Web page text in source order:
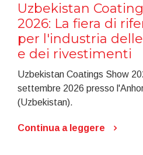
Uzbekistan
2026: La fiera di
per l'industria
e dei rivestimenti
Uzbekistan Coatings Show
settembre 2026 presso
(Uzbekistan).
Continua a leggere